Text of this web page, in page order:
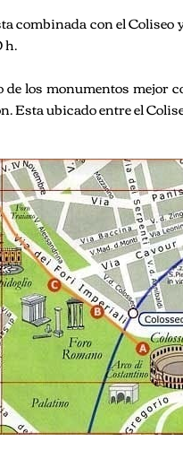
combinada con el Coliseo
h.
de los monumentos mejor
Esta ubicado entre el